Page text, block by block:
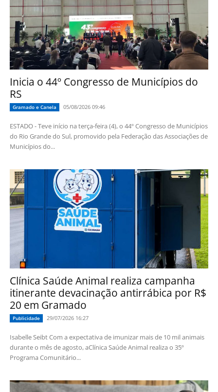
Inicia o 44º Congresso de Municípios do
RS
Gramado e Canela 05/08/2026 09:46
ESTADO - Teve início na terça-feira (4), o 44º Congresso de Municípios
do Rio Grande do Sul, promovido pela Federação das Associações de
Municípios do...
Clínica Saúde Animal realiza campanha
itinerante devacinação antirrábica por R$
20 em Gramado
Publicidade 29/07/2026 16:27
Isabelle Seibt Com a expectativa de imunizar mais de 10 mil animais
durante o mês de agosto, aClínica Saúde Animal realiza o 35º
Programa Comunitário...